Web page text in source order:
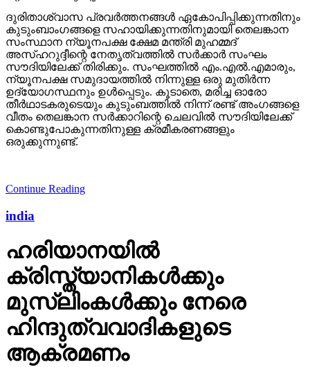
ദുരിതാശ്വാസ പ്രവര്‍ത്തനങ്ങള്‍ ഏകോപിപ്പിക്കുന്നതിനും
കുടുംബാംഗങ്ങളെ സഹായിക്കുന്നതിനുമായി തെലങ്കാന
സംസ്ഥാന ന്യൂനപക്ഷ ക്ഷേമ മന്ത്രി മുഹമ്മദ്
അസ്ഹറുദ്ദീന്റെ നേതൃത്വത്തില്‍ സര്‍ക്കാര്‍ സംഘം
സൗദിയിലേക്ക് തിരിക്കും. സംഘത്തില്‍ എം.എല്‍.എമാരും,
ന്യൂനപക്ഷ സമുദായത്തില്‍ നിന്നുള്ള ഒരു മുതിര്‍ന്ന
ഉദ്യോഗസ്ഥനും ഉള്‍പ്പെടും. കൂടാതെ, മരിച്ച ഓരോ
തീര്‍ഥാടകരുടെയും കുടുംബത്തില്‍ നിന്ന് രണ്ട് അംഗങ്ങളെ
വീതം തെലങ്കാന സര്‍ക്കാറിന്റെ ചെലവില്‍ സൗദിയിലേക്ക്
കൊണ്ടുപോകുന്നതിനുള്ള ക്രമീകരണങ്ങളും
ഒരുക്കുന്നുണ്ട്.
Continue Reading
india
ഹരിയാനയില്‍
ക്രിസ്ത്യാനികള്‍ക്കും
മുസ്‌ലിംകള്‍ക്കും നേരെ
ഹിന്ദുത്വവാദികളുടെ
ആക്രമണം